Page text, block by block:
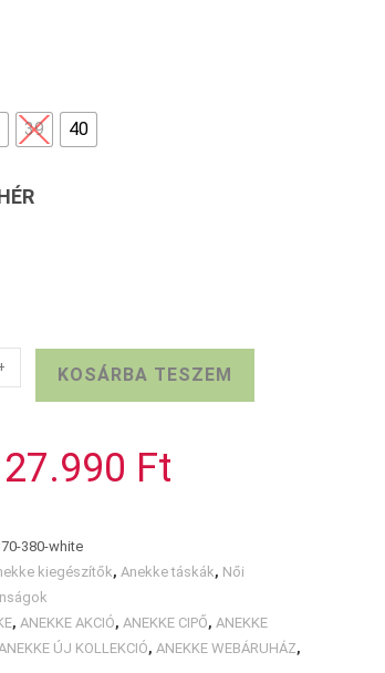
39 40
KOSÁRBA TESZEM
Original
price
was:
27.990 Ft
380-white
kiegészítők,Anekke táskák, Női
,ANEKKE AKCIÓ,ANEKKE CIPŐ,ANEKKE
ÚJ KOLLEKCIÓ,ANEKKE WEBÁRUHÁZ,